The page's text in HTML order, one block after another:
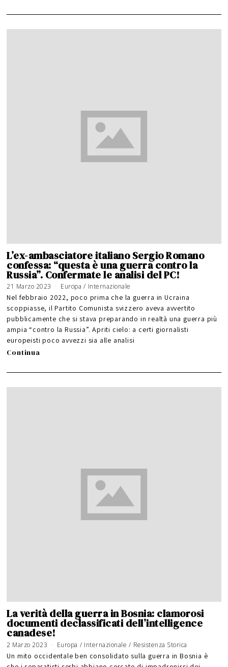
L’ex-ambasciatore italiano Sergio Romano
confessa: “questa è una guerra contro la
Russia”. Confermate le analisi del PC!
21 Marzo 2023 Europa / Internazionale
Nel febbraio 2022, poco prima che la guerra in Ucraina
scoppiasse, il Partito Comunista svizzero aveva avvertito
pubblicamente che si stava preparando in realtà una guerra più
ampia “contro la Russia”. Apriti cielo: a certi giornalisti
europeisti poco avvezzi sia alle analisi
Continua
La verità della guerra in Bosnia: clamorosi
documenti declassificati dell’intelligence
canadese!
2 Marzo 2023 Europa / Internazionale / Resistenza Storica
Un mito occidentale ben consolidato sulla guerra in Bosnia è